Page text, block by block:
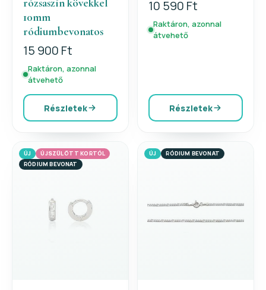
10mm
ródiumbevonatos
15 900 Ft
Raktáron, azonnal
átvehető
Részletek
10 590 Ft
Raktáron, azonnal
átvehető
Részletek
ÚJ
ÚJSZÜLÖTT KORTÓL
RÓDIUM BEVONAT
ÚJ RÓDIUM BEVONAT